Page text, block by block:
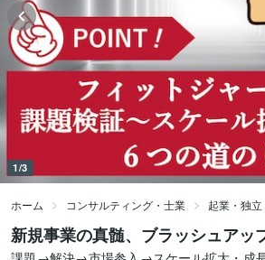
1/3
ホーム コンサルティング・士業 起業・独
新規事業の真髄、ブラッシュアッ